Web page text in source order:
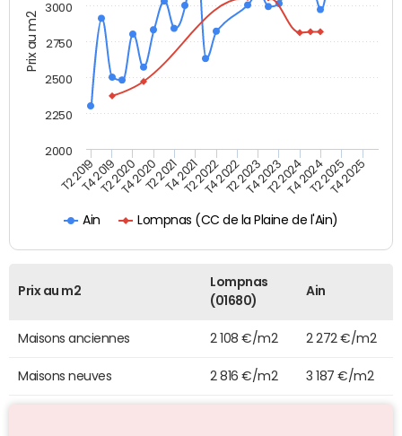
Prix au m2
Ain Lompnas (CC de la Plaine de l'Ain)
T2 2019T4 2019T2 2020T4 2020T2 2021T4 2021T2 2022T4 2022T2 2023T4 2023T2 2024T4 2024T2 2025T4 2025
2000
2250
2500
2750
3000
Prix au m2
Lompnas
(01680)
Ain
Maisons anciennes 2 108 €/m2 2 272 €/m2
Maisons neuves 2 816 €/m2 3 187 €/m2